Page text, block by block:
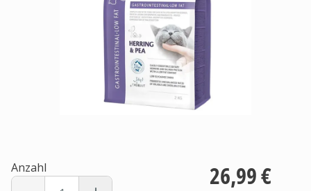
Anzahl 26,99 €